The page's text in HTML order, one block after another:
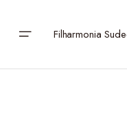
Filharmonia